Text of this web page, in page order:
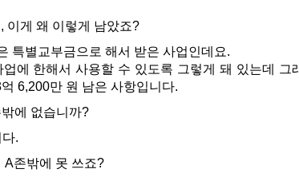
이게 왜 이렇게 남았죠?
특별교부금으로 해서 받은 사업인데요.
에 한해서 사용할 수 있도록 그렇게 돼 있는데
6,200만 원 남은 사항입니다.
에 없습니까?
.
존밖에 못 쓰죠?